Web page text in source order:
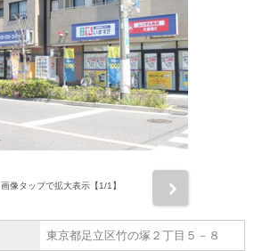
画像タップで拡大表示【1/1】
東京都足立区竹の塚２丁目５－８